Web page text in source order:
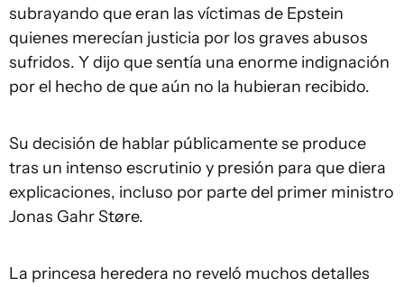
subrayando que eran las víctimas de Epstein
quienes merecían justicia por los graves abusos
sufridos. Y dijo que sentía una enorme indignación
por el hecho de que aún no la hubieran recibido.
Su decisión de hablar públicamente se produce
tras un intenso escrutinio y presión para que diera
explicaciones, incluso por parte del primer ministro
Jonas Gahr Støre.
La princesa heredera no reveló muchos detalles